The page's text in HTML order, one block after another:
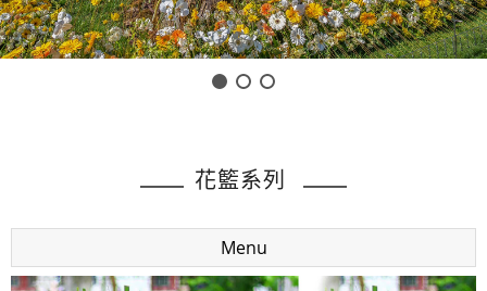
花籃系列
Menu